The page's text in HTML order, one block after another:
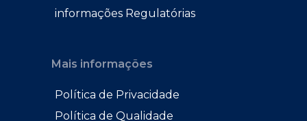
informações Regulatórias
Mais informações
Política de Privacidade
Política de Qualidade